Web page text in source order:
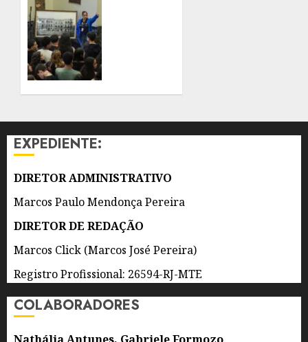
AGOSTO
DE 2026
EXPEDIENTE:
DIRETOR ADMINISTRATIVO
Marcos Paulo Mendonça Pereira
DIRETOR DE REDAÇÃO
Marcos Click (Marcos José Pereira)
Registro Profissional: 26594-RJ-MTE
COLABORADORES